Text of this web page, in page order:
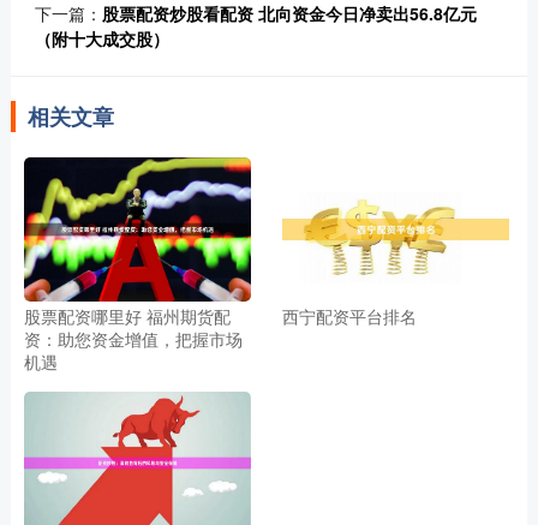
下一篇： 股票配资炒股看配资 北向资金今日净卖出56.8亿元
（附十大成交股）
相关文章
股票配资哪里好 福州期货配
资：助您资金增值，把握市场
机遇
西宁配资平台排名